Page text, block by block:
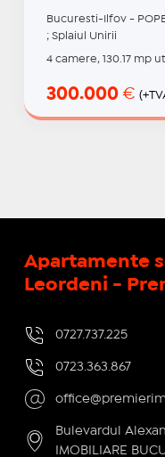
Bucuresti-Ilfov -
; Splaiul Unirii
4 camere, 130.17 mp
300.000 €
Apartamente
Leordeni -
0727.737.225
0723.363.867
Bulevardul
IMOBILIARE